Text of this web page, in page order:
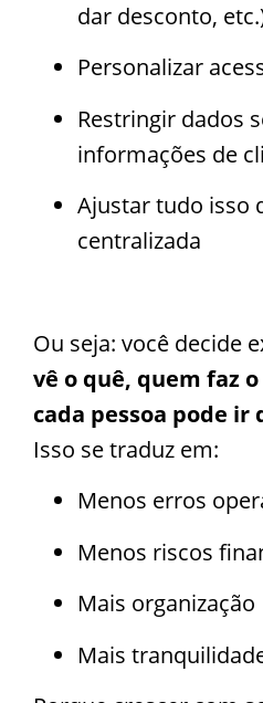
dar desconto,
Personalizar
Restringir dados
informações de
Ajustar tudo isso
centralizada
Ou seja: você decide
vê o quê, quem faz
cada pessoa pode
Isso se traduz em:
Menos erros
Menos riscos
Mais organização
Mais